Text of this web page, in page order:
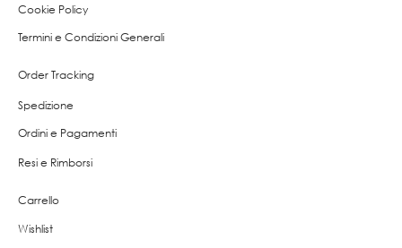
Cookie Policy
Termini e Condizioni Generali
Order Tracking
Spedizione
Ordini e Pagamenti
Resi e Rimborsi
Carrello
Wishlist